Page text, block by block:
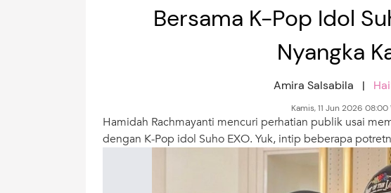
Bersama K-Pop Idol
Nyangka
Amira Salsabila |
Kamis, 11 Jun 2026 08:00
Hamidah Rachmayanti mencuri perhatian publik usai
dengan K-Pop idol Suho EXO. Yuk, intip beberapa